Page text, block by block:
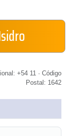
+54 11 · Código
Postal: 1642